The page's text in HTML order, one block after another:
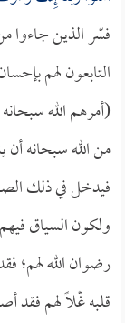
فسّر الذين جاءوا
التابعون لهم
(أمرهم الله
من الله سبحانه أن
فيدخل في ذلك
ولكون السياق
رضوان الله لهم؛
قلبه غّلاً لهم فقد